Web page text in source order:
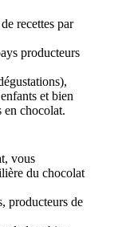
recettes par
producteurs
et bien
en chocolat.
vous
du chocolat
producteurs de